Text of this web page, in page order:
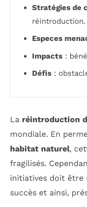
Stratégies de
réintroduction.
Especes
Impacts :
Défis :
La réintroduction
mondiale. En
habitat naturel,
fragilisés.
initiatives doit être
succès et ainsi,